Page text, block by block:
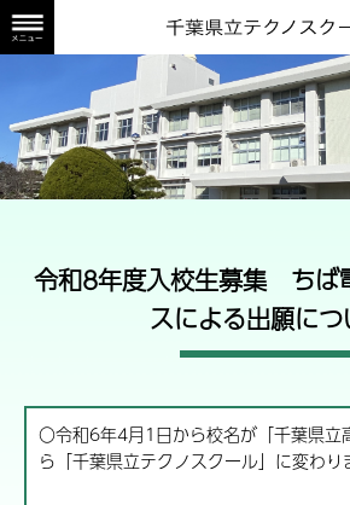
令和8年度入校生募集 ちば
スによる出願につ
〇令和6年4月1日から校名が「千葉県立
ら「千葉県立テクノスクール」に変わり